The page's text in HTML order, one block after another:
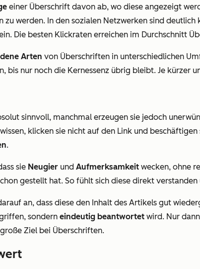
einer Überschrift davon ab, wo diese angezeigt
werden. In den sozialen Netzwerken sind
Die besten Klickraten erreichen im Durchschnitt
Arten von Überschriften in unterschiedlichen
bis nur noch die Kernessenz übrig bleibt. Je kürzer
sinnvoll, manchmal erzeugen sie jedoch
klicken sie nicht auf den Link und
.
sie Neugier und Aufmerksamkeit wecken, ohne
gestellt hat. So fühlt sich diese direkt
an, dass diese den Inhalt des Artikels gut
sondern eindeutig beantwortet wird. Nur
Ziel bei Überschriften.